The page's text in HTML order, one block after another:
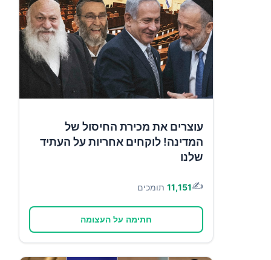
עוצרים את מכירת החיסול של
המדינה! לוקחים אחריות על העתיד
שלנו
✍️
11,151 תומכים
חתימה על העצומה